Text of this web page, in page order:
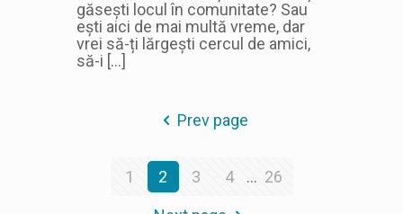
găsești locul în comunitate? Sau
ești aici de mai multă vreme, dar
vrei să-ți lărgești cercul de amici,
să-i […]
Prev page
1 2 3 4 ... 26